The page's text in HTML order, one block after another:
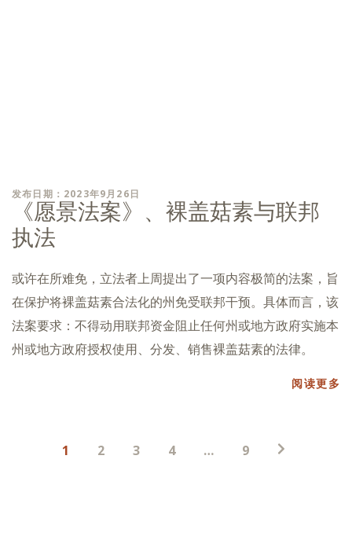
发布日期：2023年9月26日
《愿景法案》、裸盖菇素与联邦
执法
或许在所难免，立法者上周提出了一项内容极简的法案，旨
在保护将裸盖菇素合法化的州免受联邦干预。具体而言，该
法案要求：不得动用联邦资金阻止任何州或地方政府实施本
州或地方政府授权使用、分发、销售裸盖菇素的法律。
阅读更多
帖
1 2 3 4 … 9